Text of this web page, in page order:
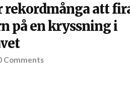
rekordmånga att
på en kryssning i
Comments